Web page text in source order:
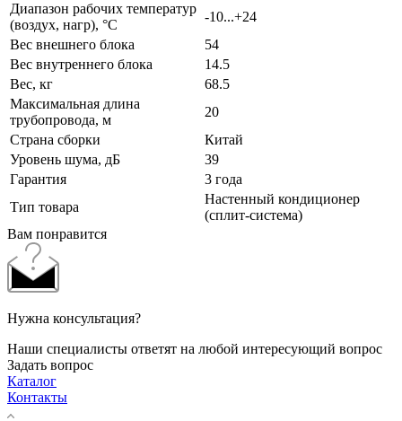
Диапазон рабочих температур
(воздух, нагр), °C
-10...+24
Вес внешнего блока
54
Вес внутреннего блока
14.5
Вес, кг
68.5
Максимальная длина
трубопровода, м
20
Страна сборки
Китай
Уровень шума, дБ
39
Гарантия
3 года
Тип товара
Настенный кондиционер
(сплит-система)
Вам понравится
Нужна консультация?
Наши специалисты ответят на любой интересующий вопрос
Задать вопрос
Каталог
Контакты